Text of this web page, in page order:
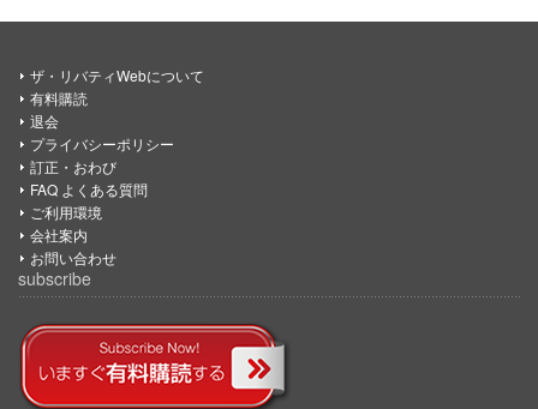
ザ・リバティWebについて
有料購読
退会
プライバシーポリシー
訂正・おわび
FAQ よくある質問
ご利用環境
会社案内
お問い合わせ
subscribe